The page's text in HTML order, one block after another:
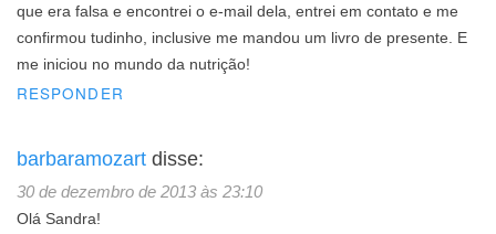
que era falsa e encontrei o e-mail dela, entrei em contato e me
confirmou tudinho, inclusive me mandou um livro de presente. E
me iniciou no mundo da nutrição!
RESPONDER
barbaramozart disse:
30 de dezembro de 2013 às 23:10
Olá Sandra!